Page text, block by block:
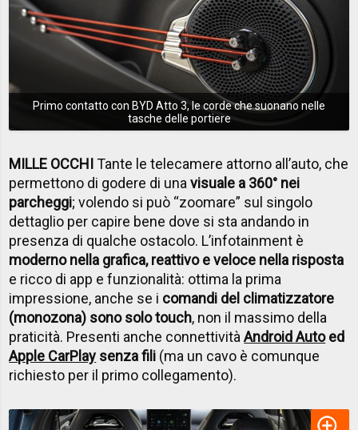
Primo contatto con BYD Atto 3, le corde che suonano nelle
tasche delle portiere
MILLE OCCHI Tante le telecamere attorno all’auto, che
permettono di godere di unavisuale a 360° nei
parcheggi; volendo si può “zoomare” sul singolo
dettaglio per capire bene dove si sta andando in
presenza di qualche ostacolo. L’infotainment è
moderno nella grafica, reattivo e veloce nella risposta
e ricco di app e funzionalità: ottima la prima
impressione, anche se i comandi del climatizzatore
(monozona) sono solo touch, non il massimo della
praticità. Presenti anche connettivitàAndroid Autoed
Apple CarPlay senza fili (ma un cavo è comunque
richiesto per il primo collegamento).